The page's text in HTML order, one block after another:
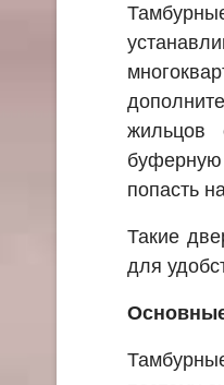
жильцов
буферную
попасть
Такие
для